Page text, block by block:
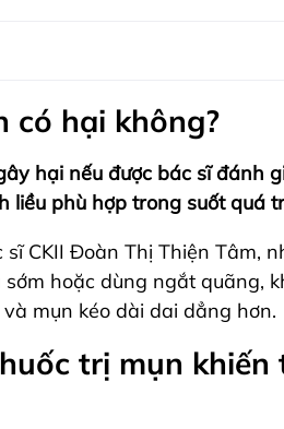
có hại không?
hại nếu được bác sĩ đánh
liều phù hợp trong suốt quá
CKII Đoàn Thị Thiện Tâm,
hoặc dùng ngắt quãng,
mụn kéo dài dai dẳng hơn.
trị mụn